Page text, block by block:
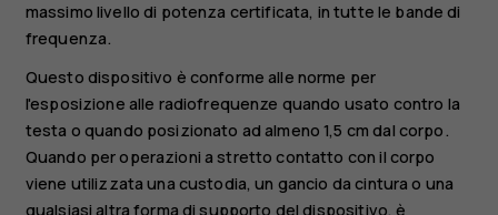
massimo livello di potenza certificata, in tutte le bande di
frequenza.
Questo dispositivo è conforme alle norme per
l'esposizione alle radiofrequenze quando usato contro la
testa o quando posizionato ad almeno 1,5 cm dal corpo.
Quando per operazioni a stretto contatto con il corpo
viene utilizzata una custodia, un gancio da cintura o una
qualsiasi altra forma di supporto del dispositivo, è